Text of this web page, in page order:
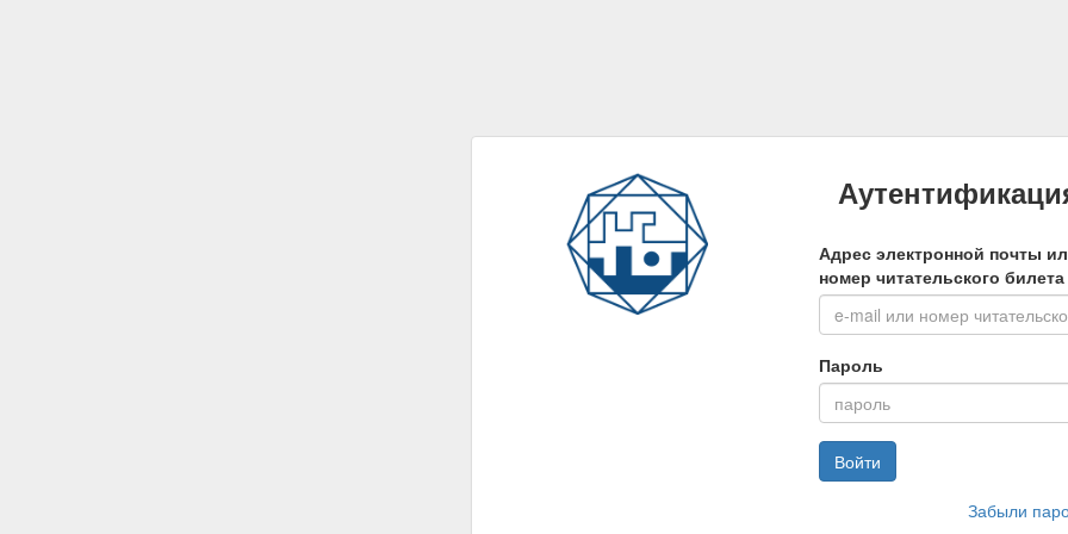
Адрес электронной почты
номер читательского билета
Пароль
Войти
Забыли